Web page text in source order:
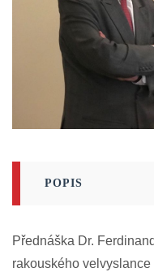
POPIS
Přednáška Dr.
rakouského